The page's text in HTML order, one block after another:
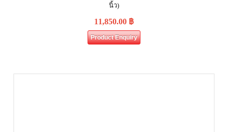
นิ้ว)
11,850.00 ฿
Product Enquiry